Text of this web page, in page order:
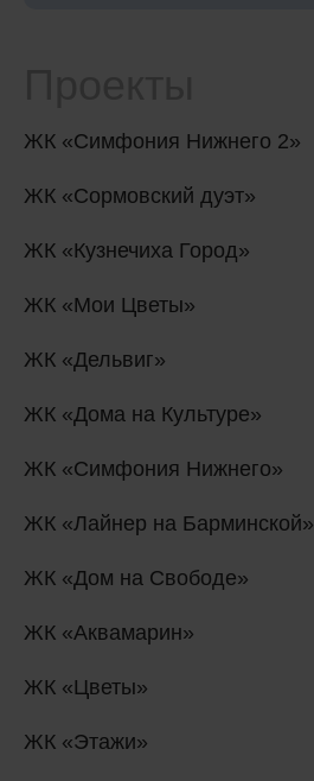
ЖК «Симфония Нижнего 2»
ЖК «Сормовский дуэт»
ЖК «Кузнечиха Город»
ЖК «Мои Цветы»
ЖК «Дельвиг»
ЖК «Дома на Культуре»
ЖК «Симфония Нижнего»
ЖК «Лайнер на Барминской»
ЖК «Дом на Свободе»
ЖК «Аквамарин»
ЖК «Цветы»
ЖК «Этажи»